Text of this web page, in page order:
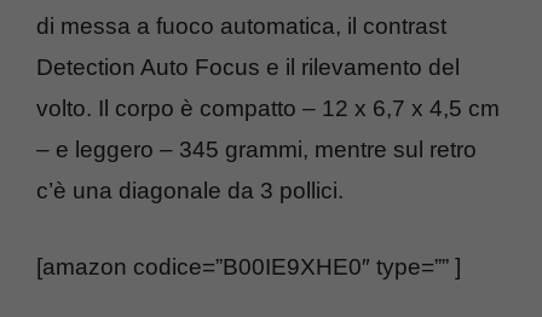
di messa a fuoco automatica, il contrast
Detection Auto Focus e il rilevamento del
volto. Il corpo è compatto – 12 x 6,7 x 4,5 cm
– e leggero – 345 grammi, mentre sul retro
c’è una diagonale da 3 pollici.
[amazon codice=”B00IE9XHE0″ type=”” ]